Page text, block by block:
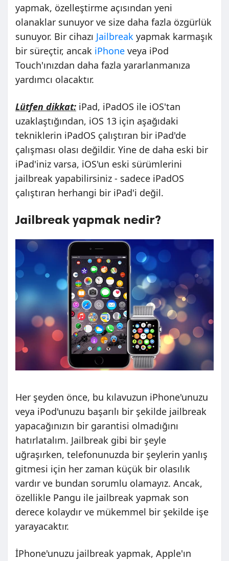
yapmak, özelleştirme açısından yeni
olanaklar sunuyor ve size daha fazla özgürlük
sunuyor. Bir cihazı Jailbreak yapmak karmaşık
bir süreçtir, ancak iPhone veya iPod
Touch'ınızdan daha fazla yararlanmanıza
yardımcı olacaktır.
Lütfen dikkat: iPad, iPadOS ile iOS'tan
uzaklaştığından, iOS 13 için aşağıdaki
tekniklerin iPadOS çalıştıran bir iPad'de
çalışması olası değildir. Yine de daha eski bir
iPad'iniz varsa, iOS'un eski sürümlerini
jailbreak yapabilirsiniz - sadece iPadOS
çalıştıran herhangi bir iPad'i değil.
Jailbreak yapmak nedir?
Her şeyden önce, bu kılavuzun iPhone'unuzu
veya iPod'unuzu başarılı bir şekilde jailbreak
yapacağınızın bir garantisi olmadığını
hatırlatalım. Jailbreak gibi bir şeyle
uğraşırken, telefonunuzda bir şeylerin yanlış
gitmesi için her zaman küçük bir olasılık
vardır ve bundan sorumlu olamayız. Ancak,
özellikle Pangu ile jailbreak yapmak son
derece kolaydır ve mükemmel bir şekilde işe
yarayacaktır.
İPhone'unuzu jailbreak yapmak, Apple'ın